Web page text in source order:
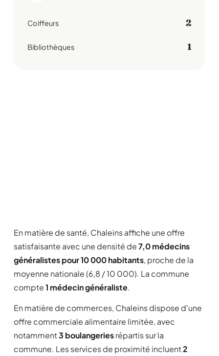
Coiffeurs 2
Bibliothèques 1
En matière de santé, Chaleins affiche une offre
satisfaisante avec une densité de7,0 médecins
généralistes pour 10 000 habitants, proche de la
moyenne nationale (6,8 / 10 000). La commune
compte1 médecin généraliste.
En matière de commerces, Chaleins dispose d'une
offre commerciale alimentaire limitée, avec
notamment3 boulangeriesrépartis sur la
commune. Les services de proximité incluent2